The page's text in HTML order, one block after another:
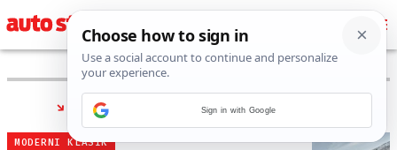
PRONAĐENO 9 REZULTATA ZA TAG “
MODERNI KLASIK
Sign in with Google